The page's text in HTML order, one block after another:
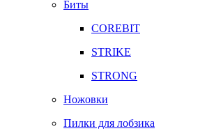
Биты
COREBIT
STRIKE
STRONG
Ножовки
Пилки для лобзика